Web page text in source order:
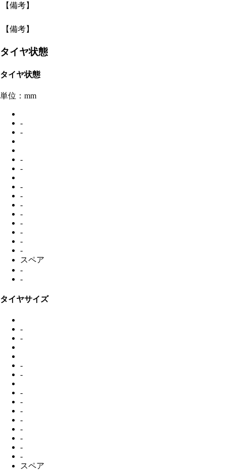
【備考】
【備考】
タイヤ状態
タイヤ状態
単位：mm
-
-
-
-
-
-
-
-
-
-
-
-
スペア
-
-
タイヤサイズ
-
-
-
-
-
-
-
-
-
-
-
-
スペア